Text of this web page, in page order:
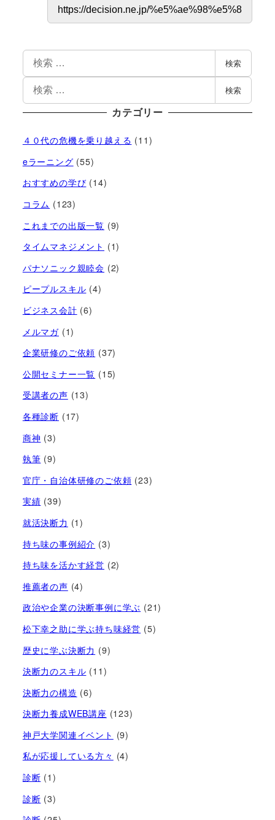
検索
検索
カテゴリー
４０代の危機を乗り越える (11)
eラーニング (55)
おすすめの学び (14)
コラム (123)
これまでの出版一覧 (9)
タイムマネジメント (1)
パナソニック親睦会 (2)
ピープルスキル (4)
ビジネス会計 (6)
メルマガ (1)
企業研修のご依頼 (37)
公開セミナー一覧 (15)
受講者の声 (13)
各種診断 (17)
商神 (3)
執筆 (9)
官庁・自治体研修のご依頼 (23)
実績 (39)
就活決断力 (1)
持ち味の事例紹介 (3)
持ち味を活かす経営​ (2)
推薦者の声 (4)
政治や企業の決断事例に学ぶ (21)
松下幸之助に学ぶ持ち味経営 (5)
歴史に学ぶ決断力 (9)
決断力のスキル (11)
決断力の構造 (6)
決断力養成WEB講座 (123)
神戸大学関連イベント (9)
私が応援している方々 (4)
診断 (1)
診断 (3)